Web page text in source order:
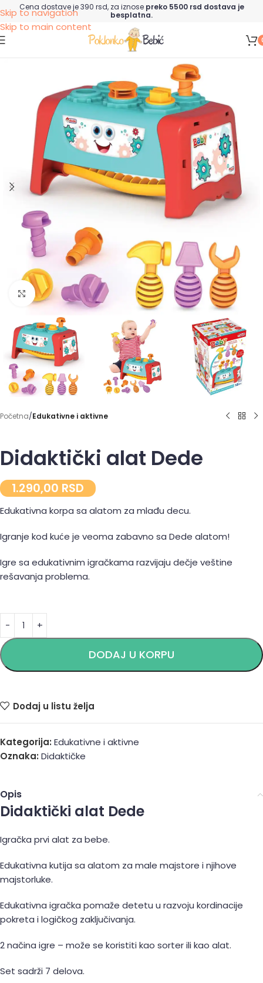
Skip to navigation
Skip to main content
Cena dostave je 390 rsd, za iznose preko 5500 rsd dostava je
besplatna.
Click to enlarge
Početna Edukativne i aktivne
Didaktički alat Dede
1.290,00 RSD
Edukativna korpa sa alatom za mlađu decu.
Igranje kod kuće je veoma zabavno sa Dede alatom!
Igre sa edukativnim igračkama razvijaju dečje veštine
rešavanja problema.
DODAJ U KORPU
Alternative:
Dodaj u listu želja
Kategorija: Edukativne i aktivne
Oznaka: Didaktičke
Opis
Didaktički alat Dede
Igračka prvi alat za bebe.
Edukativna kutija sa alatom za male majstore i njihove
majstorluke.
Edukativna igračka pomaže detetu u razvoju kordinacije
pokreta i logičkog zaključivanja.
2 načina igre – može se koristiti kao sorter ili kao alat.
Set sadrži 7 delova.